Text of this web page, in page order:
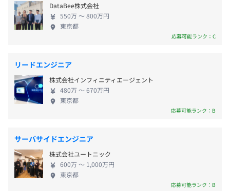
支給・書籍は私有可）
・社外勉強会等参加費用補助
・資格取得支援制度（合格を条件に受験料・テキスト代な
・メンター制度
・通勤手当（月額50,000円まで）
・出張手当
・近隣家賃補助制度（会社の近所（3km圏内）に住む社
年1回（3C制度賞与）
※支給対象は在籍1年以上
給与改定あり：年1回（3月）
なサービスの創造につながっていく――。 フォルシ
アのメンバー、一人ひとりは高い目標に向かい、 お
互いにフェアに切磋琢磨しながら、弛まぬ努力を重
DataBee株式会社
550万 〜 800万円
東京都
応募可能ランク：C
リードエンジニア
株式会社インフィニティエージェント
480万 〜 670万円
東京都
応募可能ランク：B
サーバサイドエンジニア
株式会社ユートニック
600万 〜 1,000万円
東京都
応募可能ランク：B